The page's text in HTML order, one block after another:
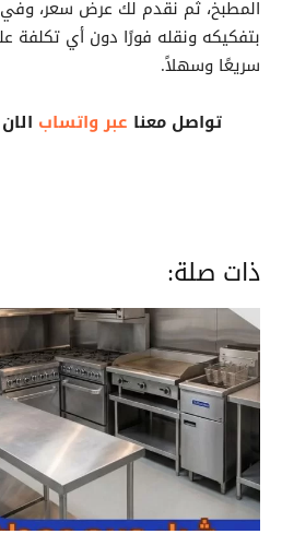
المطبخ، ثم نقدم لك عرض سعر، وفي
بتفكيكه ونقله فورًا دون أي تكلفة
سريعًا وسهلاً.
تواصل معنا عبر واتساب
ذات صلة: